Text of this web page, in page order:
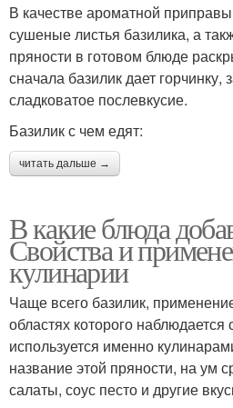
В качестве ароматной
сушеные листья базилика, а
пряности в готовом блюде
сначала базилик дает горчинку,
сладковатое послевкусие.
Базилик с чем едят:
читать дальше →
В какие блюда
Свойства и
кулинарии
Чаще всего базилик,
областях которого
используется именно
название этой пряности, на ум
салаты, соус песто и другие